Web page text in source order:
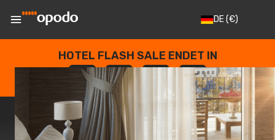
DE(€)
HOTEL FLASH SALE ENDET IN
--
TAGE
: --
STUNDEN
: --
SEKUNDEN